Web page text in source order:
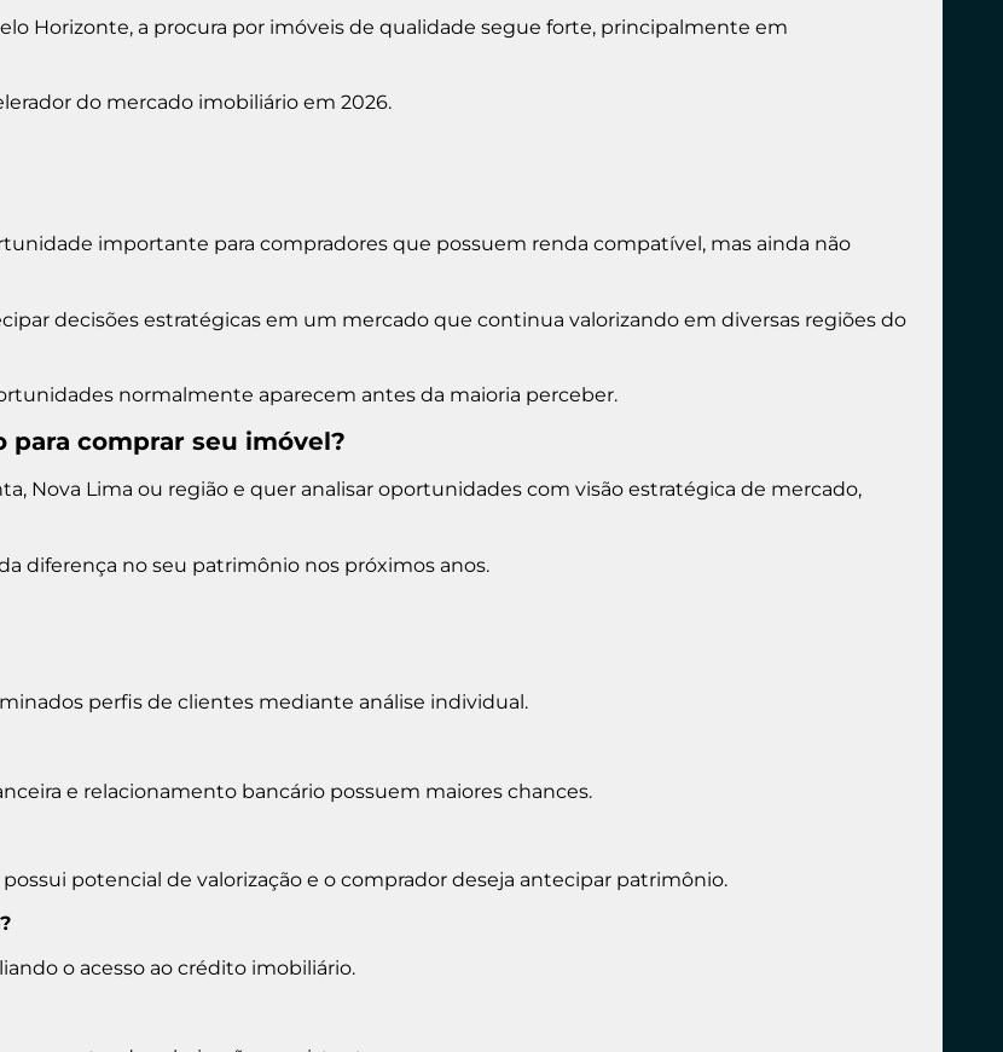
Horizonte, a procura por imóveis de qualidade segue forte, principalmente em
do mercado imobiliário em 2026.
importante para compradores que possuem renda compatível, mas ainda não
decisões estratégicas em um mercado que continua valorizando em diversas regiões do
normalmente aparecem antes da maioria perceber.
comprar seu imóvel?
Nova Lima ou região e quer analisar oportunidades com visão estratégica de mercado,
diferença no seu patrimônio nos próximos anos.
perfis de clientes mediante análise individual.
e relacionamento bancário possuem maiores chances.
possui potencial de valorização e o comprador deseja antecipar patrimônio.
o acesso ao crédito imobiliário.